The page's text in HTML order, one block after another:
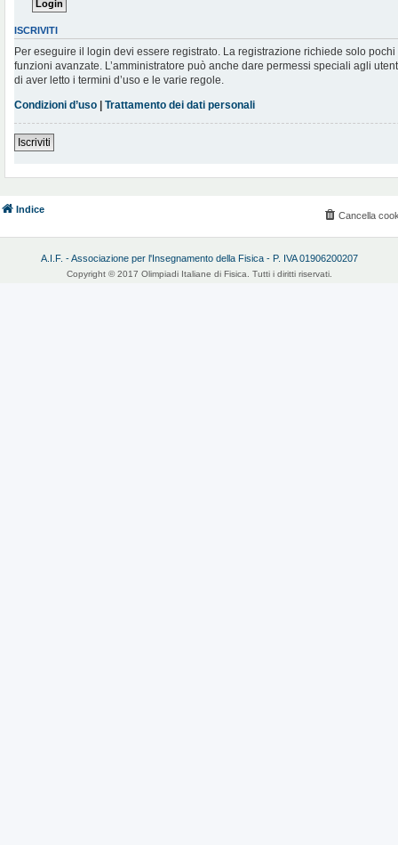
ISCRIVITI
Per eseguire il login devi essere registrato. La registrazione richiede solo
funzioni avanzate. L’amministratore può anche dare permessi speciali agli
di aver letto i termini d’uso e le varie regole.
Condizioni d’uso | Trattamento dei dati personali
Iscriviti
Indice
Cancella
A.I.F. - Associazione per l'Insegnamento della Fisica - P. IVA 01906200207
Copyright © 2017 Olimpiadi Italiane di Fisica. Tutti i diritti riservati.